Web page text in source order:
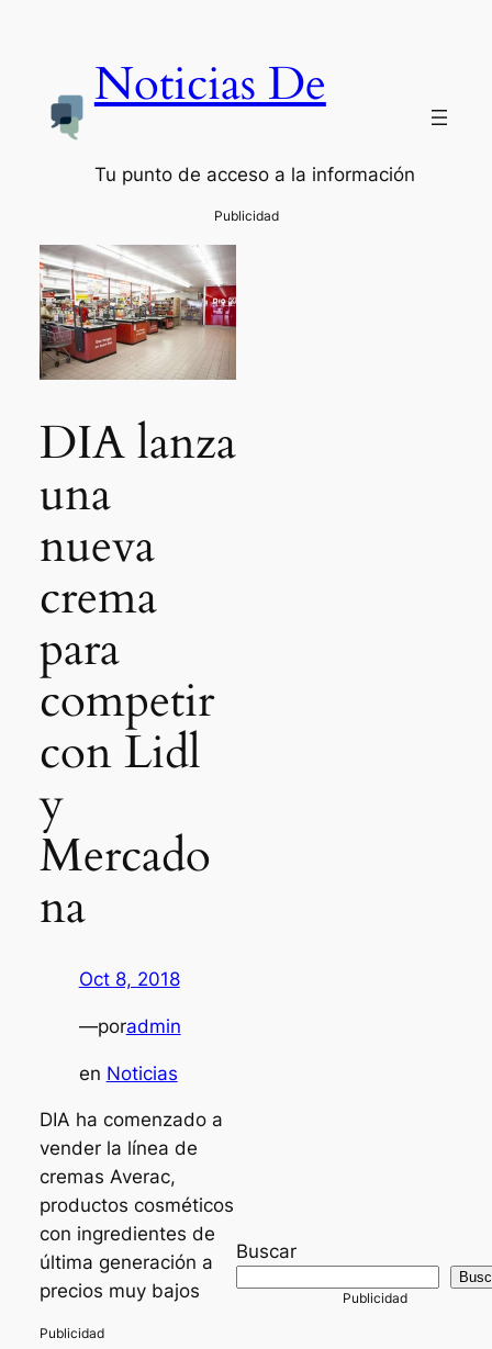
Noticias De
Tu punto de acceso a la información
DIA lanza
una
nueva
crema
para
competir
con Lidl
y
Mercado
na
Oct 8, 2018
—poradmin
en Noticias
DIA ha comenzado a
vender la línea de
cremas Averac,
productos cosméticos
con ingredientes de
última generación a
precios muy bajos
Buscar